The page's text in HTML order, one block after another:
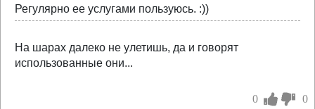
Регулярно ее услугами пользуюсь. :))
На шарах далеко не улетишь, да и говорят
использованные они...
0 0